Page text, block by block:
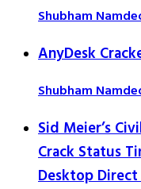
Shubham
AnyDesk
Shubham
Sid Meier’s
Crack Status
Desktop